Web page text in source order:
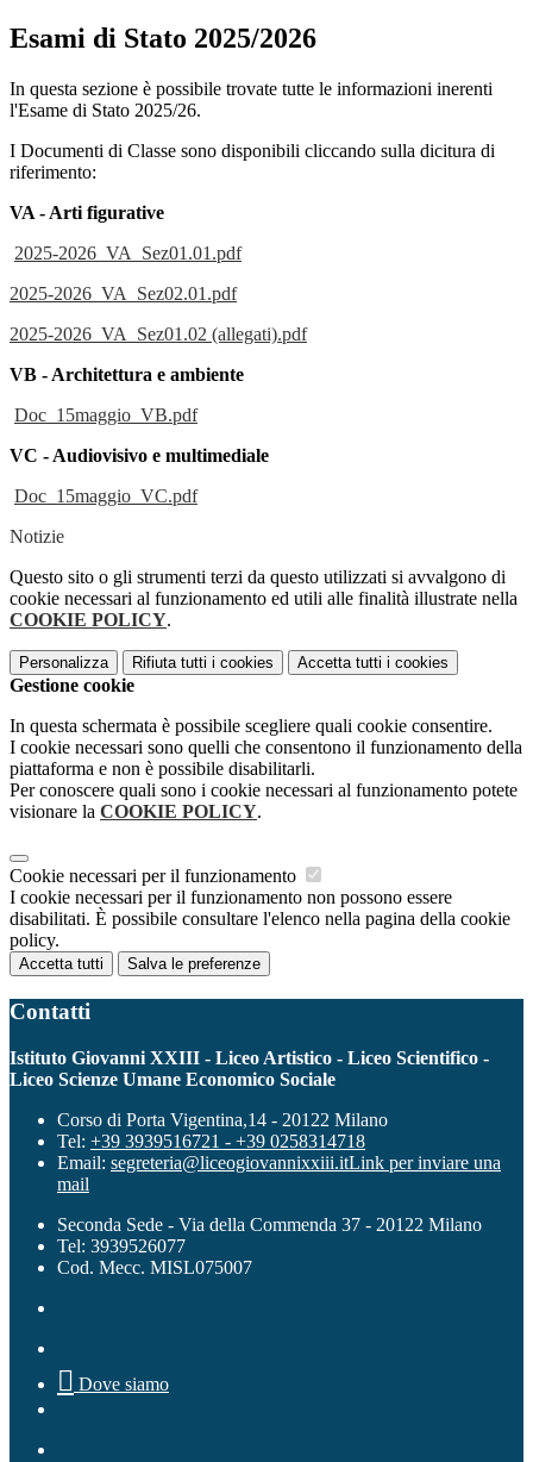
Esami di Stato 2025/2026
In questa sezione è possibile trovate tutte le informazioni inerenti
l'Esame di Stato 2025/26.
I Documenti di Classe sono disponibili cliccando sulla dicitura di
riferimento:
VA - Arti figurative
2025-2026_VA_Sez01.01.pdf
2025-2026_VA_Sez02.01.pdf
2025-2026_VA_Sez01.02 (allegati).pdf
VB - Architettura e ambiente
Doc_15maggio_VB.pdf
VC - Audiovisivo e multimediale
Doc_15maggio_VC.pdf
Notizie
Questo sito o gli strumenti terzi da questo utilizzati si avvalgono di
cookie necessari al funzionamento ed utili alle finalità illustrate nella
COOKIE POLICY.
Personalizza Rifiuta tutti i cookies Accetta tutti i cookies
Gestione cookie
In questa schermata è possibile scegliere quali cookie consentire.
I cookie necessari sono quelli che consentono il funzionamento della
piattaforma e non è possibile disabilitarli.
Per conoscere quali sono i cookie necessari al funzionamento potete
visionare la COOKIE POLICY.
Cookie necessari per il funzionamento
I cookie necessari per il funzionamento non possono essere
disabilitati. È possibile consultare l'elenco nella pagina della cookie
policy.
Accetta tutti Salva le preferenze
Contatti
Istituto Giovanni XXIII - Liceo Artistico - Liceo Scientifico -
Liceo Scienze Umane Economico Sociale
Corso di Porta Vigentina,14 - 20122 Milano
Tel: +39 3939516721 - +39 0258314718
Email: segreteria@liceogiovannixxiii.itLink per inviare una
mail
Seconda Sede - Via della Commenda 37 - 20122 Milano
Tel: 3939526077
Cod. Mecc. MISL075007
 Dove siamo